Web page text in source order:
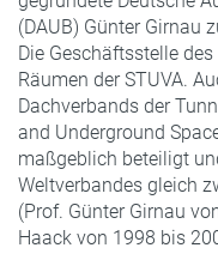
(DAUB) Günter Girnau
Die Geschäftsstelle
Räumen der STUVA.
Dachverbands der
and Underground
maßgeblich beteiligt
Weltverbandes gleich
(Prof. Günter Girnau
Haack von 1998 bis